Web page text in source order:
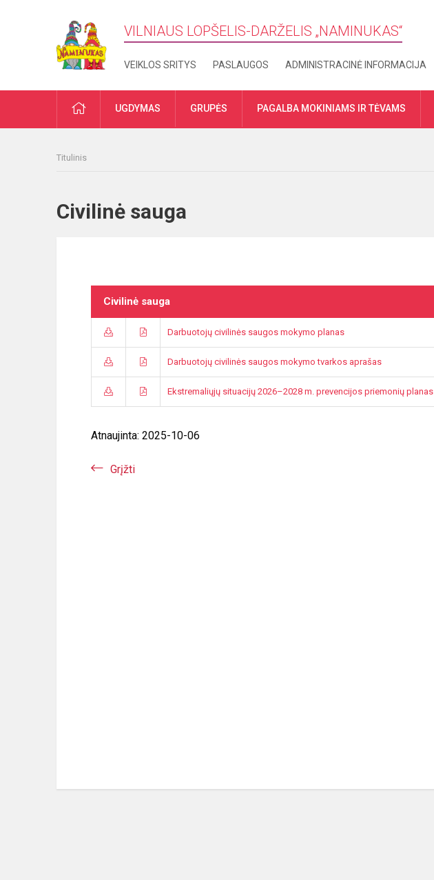
VILNIAUS LOPŠELIS-DARŽELIS „​NAMINUKAS“
VEIKLOS SRITYS PASLAUGOS ADMINISTRACINĖ INFORMACIJA
PRADŽIAUGDYMAS GRUPĖS PAGALBA MOKINIAMS IR TĖVAMS
Titulinis
Civilinė sauga
Civilinė sauga
Darbuotojų civilinės saugos mokymo planas
Darbuotojų civilinės saugos mokymo tvarkos aprašas
Ekstremaliųjų situacijų 2026–2028 m. prevencijos priemonių planas
Atnaujinta: 2025-10-06
Grįžti